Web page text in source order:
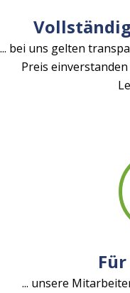
... bei uns gelten
Preis
... unsere